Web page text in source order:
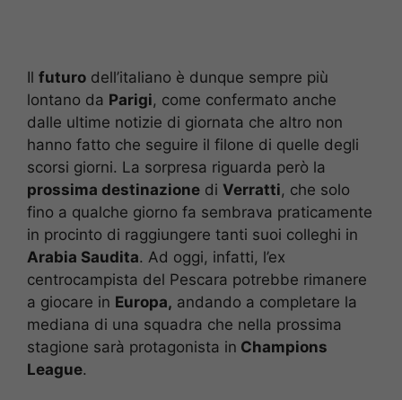
Il futuro dell’italiano è dunque sempre più
lontano da Parigi, come confermato anche
dalle ultime notizie di giornata che altro non
hanno fatto che seguire il filone di quelle degli
scorsi giorni. La sorpresa riguarda però la
prossima destinazione di Verratti, che solo
fino a qualche giorno fa sembrava praticamente
in procinto di raggiungere tanti suoi colleghi in
Arabia Saudita. Ad oggi, infatti, l’ex
centrocampista del Pescara potrebbe rimanere
a giocare in Europa, andando a completare la
mediana di una squadra che nella prossima
stagione sarà protagonista in Champions
League.